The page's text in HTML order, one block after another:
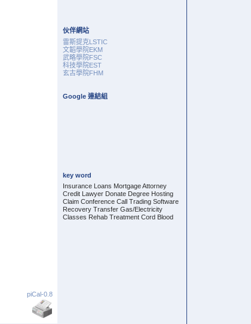
piCal-0.8
伙伴網站
雷斯提克LSTIC
文韜學院EKM
武略學院FSC
科技學院EST
玄古學院FHM
Google 連結組
key word
Insurance Loans Mortgage Attorney
Credit Lawyer Donate Degree Hosting
Claim Conference Call Trading Software
Recovery Transfer Gas/Electricity
Classes Rehab Treatment Cord Blood